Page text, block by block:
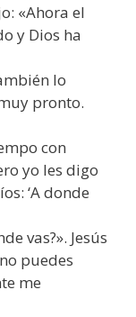
«Ahora el
y Dios ha
lo
pronto.
con
yo les digo
‘A donde
vas?». Jesús
puedes
me